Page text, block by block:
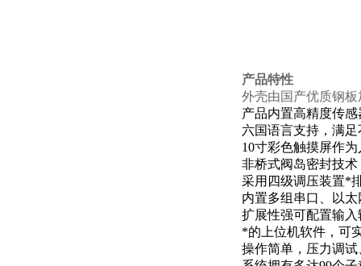
产品特性
外壳由国产优质钢
产品内置高精度传
六国语言支持，满
10寸彩色触摸屏作
非桥式阀岛密封技
采用四级调压装置*
内置多组串口、以
扩展性强可配置输
*的上位机软件，可
操作简单，压力调